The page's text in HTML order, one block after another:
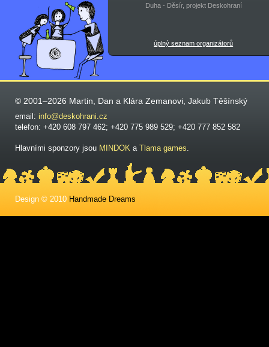
Duha - Děsír, projekt Deskohraní
úplný seznam organizátorů
© 2001–2026 Martin, Dan a Klára Zemanovi, Jakub Těšínský
email: info@deskohrani.cz
telefon: +420 608 797 462; +420 775 989 529; +420 777 852 582
Hlavními sponzory jsou MINDOK a Tlama games.
Design © 2010 Handmade Dreams